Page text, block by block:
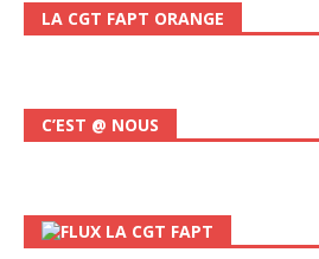
LA CGT FAPT ORANGE
C’EST @ NOUS
LA CGT FAPT